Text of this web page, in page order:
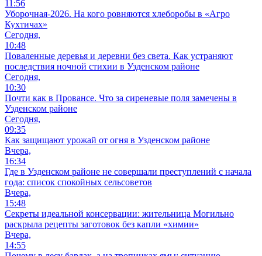
11:56
Уборочная-2026. На кого ровняются хлеборобы в «Агро
Кухтичах»
Сегодня,
10:48
Поваленные деревья и деревни без света. Как устраняют
последствия ночной стихии в Узденском районе
Сегодня,
10:30
Почти как в Провансе. Что за сиреневые поля замечены в
Узденском районе
Сегодня,
09:35
Как защищают урожай от огня в Узденском районе
Вчера,
16:34
Где в Узденском районе не совершали преступлений с начала
года: список спокойных сельсоветов
Вчера,
15:48
Секреты идеальной консервации: жительница Могильно
раскрыла рецепты заготовок без капли «химии»
Вчера,
14:55